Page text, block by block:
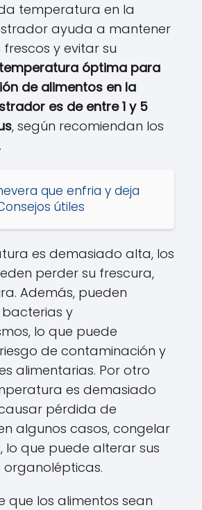
temperatura en la
ayuda a mantener
y evitar su
óptima para
de alimentos en la
es de entre 1 y 5
, según recomiendan los
que enfria y deja
útiles
es demasiado alta, los
perder su frescura,
Además, pueden
y
lo que puede
de contaminación y
alimentarias. Por otro
es demasiado
pérdida de
algunos casos, congelar
lo que puede alterar sus
que los alimentos sean